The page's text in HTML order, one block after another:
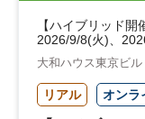
【ハイブリッド
2026/9/8(火)、
大和ハウス東京ビ
リアル オンラ